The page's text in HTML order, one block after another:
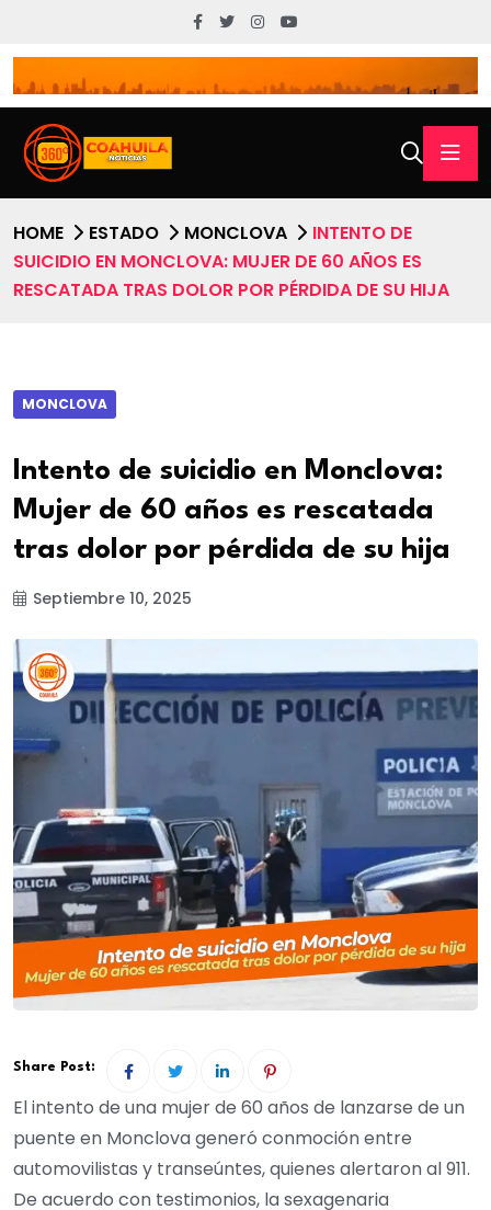
HOME ESTADO MONCLOVA
INTENTO DE
SUICIDIO EN MONCLOVA: MUJER DE 60 AÑOS ES
RESCATADA TRAS DOLOR POR PÉRDIDA DE SU HIJA
MONCLOVA
Intento de suicidio en Monclova:
Mujer de 60 años es rescatada
tras dolor por pérdida de su hija
Septiembre 10, 2025
Share Post:
El intento de una mujer de 60 años de lanzarse de un
puente en Monclova generó conmoción entre
automovilistas y transeúntes, quienes alertaron al 911.
De acuerdo con testimonios, la sexagenaria